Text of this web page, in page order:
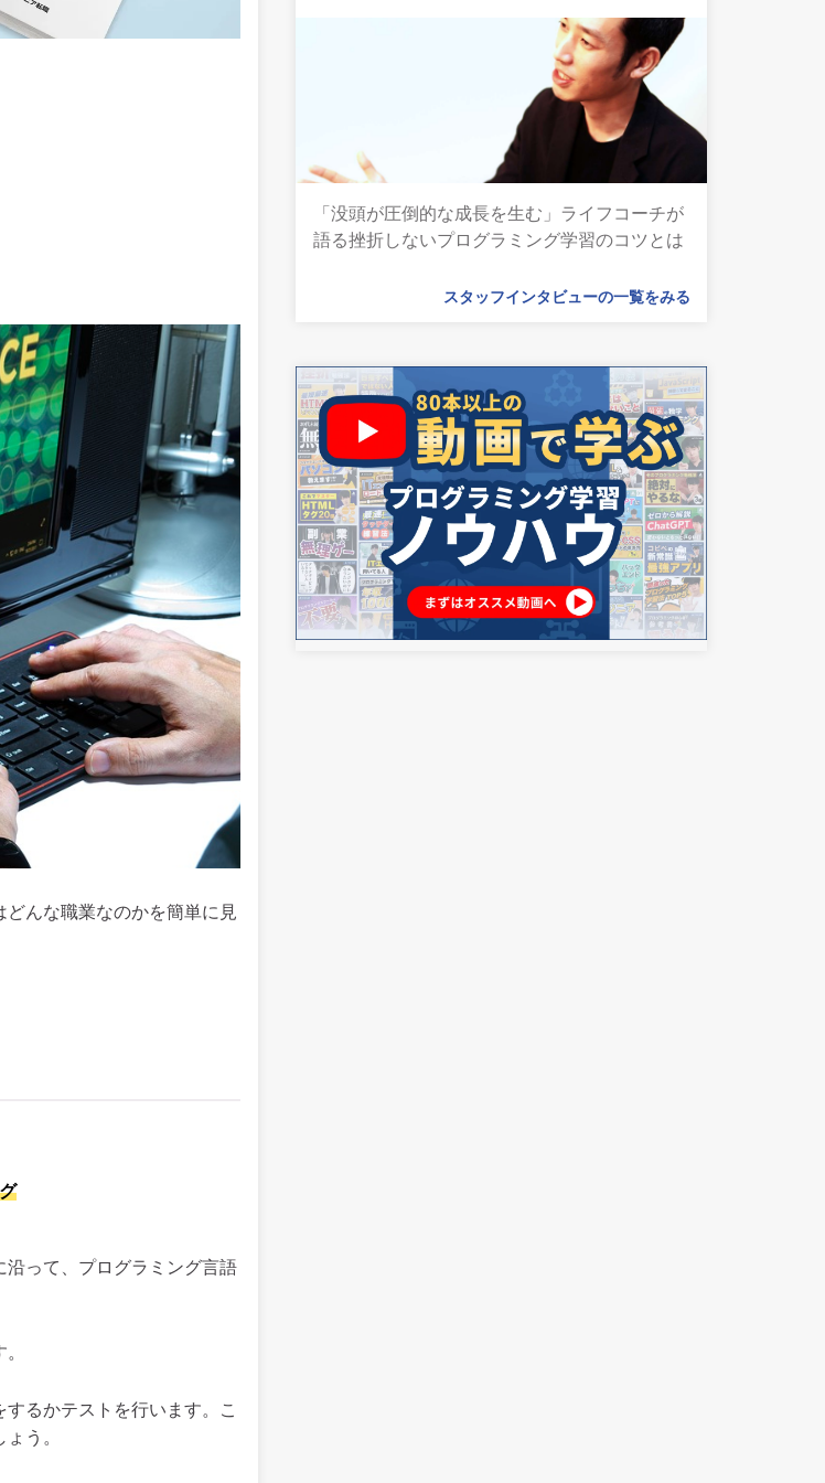
んな職業なのかを簡単に見
って、プログラミング言語
るかテストを行います。こ
う。
「没頭が圧倒的な成長を生む」ライフコーチが
語る挫折しないプログラミング学習のコツとは
スタッフインタビューの一覧をみる